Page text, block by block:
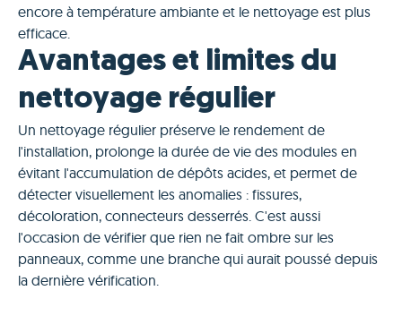
encore à température ambiante et le nettoyage est plus
efficace.
Avantages et limites du
nettoyage régulier
Un nettoyage régulier préserve le rendement de
l'installation, prolonge la durée de vie des modules en
évitant l'accumulation de dépôts acides, et permet de
détecter visuellement les anomalies : fissures,
décoloration, connecteurs desserrés. C'est aussi
l'occasion de vérifier que rien ne fait ombre sur les
panneaux, comme une branche qui aurait poussé depuis
la dernière vérification.